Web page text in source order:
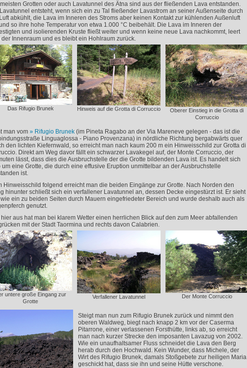
Grotten oder auch Lavatunnel des Ätna sind aus der fließenden Lava entstanden.
entsteht, wenn sich ein zu Tal fließender Lavastrom an seiner Außenseite durch
abkühlt, die Lava im Inneren des Stroms aber keinen Kontakt zur kühlenden Außenluft
so ihre hohe Temperatur von etwa 1.000 °C beibehält. Die Lava im Inneren der
und isolierenden Kruste fließt weiter und wenn keine neue Lava nachkommt, leert
der Innenraum und es bleibt ein Hohlraum zurück.
Das Rifugio Brunek Hinweis auf die Grotta di Corruccio
Oberer Einstieg in die Grotta di
Corruccio
man vom Rifugio Brunek(im Pineta Ragabo an der Via Mareneve gelegen - das ist die
Linguaglossa - Piano Provenzana) in nördliche Richtung bergabwärts quer
den lichten Kiefernwald, so erreicht man nach kaum 200 m ein Hinweisschild zur Grotta di
Direkt am Weg davor fällt ein schwarzer Lavakegel auf, der Monte Corruccio, der
lässt, dass dies die Ausbruchstelle der die Grotte bildenden Lava ist. Es handelt sich
um eine Grotte, die durch eine effusive Eruption unmittelbar an der Ausbruchstelle
ist.
Hinweisschild folgend erreicht man die beiden Eingänge zur Grotte. Nach Norden den
hinunter schließt sich ein verfallener Lavatunnel an, dessen Decke eingestürzt ist. Er sieht
ein zu beiden Seiten durch Mauern eingefriedeter Bereich und wurde deshalb auch als
genutzt.
hier aus hat man bei klarem Wetter einen herrlichen Blick auf den zum Meer abfallenden
mit der Stadt Taormina und rechts davon Calabrien.
untere große Eingang zur
Grotte
Verfallener Lavatunnel Der Monte Corruccio
Steigt man nun zum Rifugio Brunek zurück und nimmt den
oberen Waldweg, biegt nach knapp 2 km vor der Caserma
Pitarrone, einer verlassenen Forsthütte, links ab, so erreicht
man nach kurzer Strecke den imposanten Lavazug von 2002.
Wie ein unaufhaltsamer Fluss schneidet die Lava den Berg
herab durch den Hochwald. Kein Wunder, dass Michele, der
Wirt des Rifugio Brunek, damals Stoßgebete zur heiligen Maria
geschickt hat, dass sie ihn und seine Hütte verschone.